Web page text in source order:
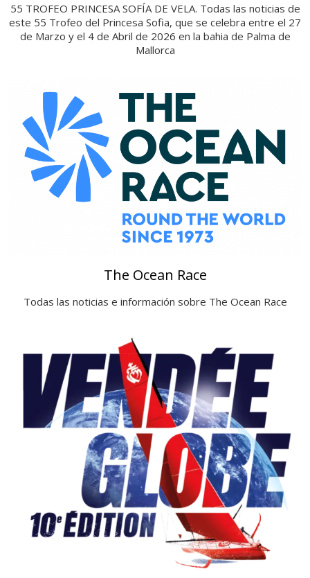
55 TROFEO PRINCESA SOFÍA DE VELA. Todas las noticias de
este 55 Trofeo del Princesa Sofia, que se celebra entre el 27
de Marzo y el 4 de Abril de 2026 en la bahia de Palma de
Mallorca
The Ocean Race
Todas las noticias e información sobre The Ocean Race